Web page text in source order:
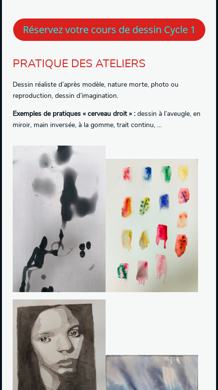
Réservez votre cours de dessin Cycle 1
PRATIQUE DES ATELIERS
Dessin réaliste d’après modèle, nature morte, photo ou
reproduction, dessin d’imagination.
Exemples de pratiques « cerveau droit » :dessin à l’aveugle, en
miroir, main inversée, à la gomme, trait continu, …